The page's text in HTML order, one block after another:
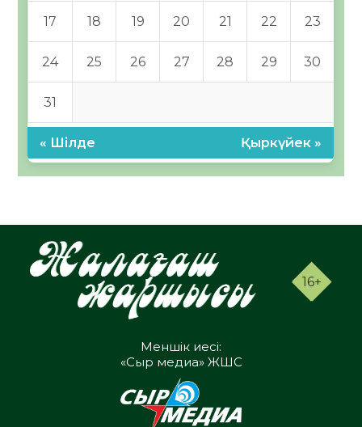
17 18 19 20 21 22 23
24 25 26 27 28 29 30
31
« Шілде Қыркүйек »
16+
Меншік иесі:
«Сыр медиа» ЖШС